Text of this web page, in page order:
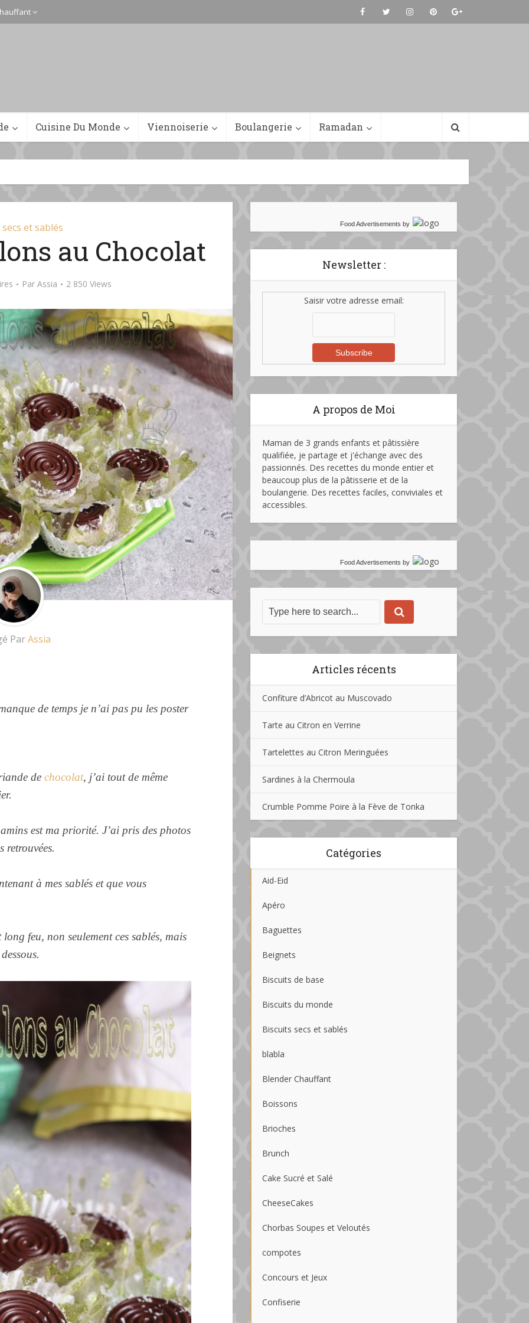
Cuisine Du Monde Viennoiserie Boulangerie Ramadan
et sablés
au Chocolat
Par Assia 2 850 Views
ParAssia
de temps je n’ai pas pu les poster
de chocolat, j’ai tout de même
est ma priorité. J’ai pris des photos
retrouvées.
à mes sablés et que vous
feu, non seulement ces sablés, mais
Food Advertisements by
Newsletter :
Saisir votre adresse email:
A propos de Moi
Maman de 3 grands enfants et pâtissière
qualifiée, je partage et j'échange avec des
passionnés. Des recettes du monde entier et
beaucoup plus de la pâtisserie et de la
boulangerie. Des recettes faciles, conviviales et
accessibles.
Food Advertisements by
Articles récents
Confiture d’Abricot au Muscovado
Tarte au Citron en Verrine
Tartelettes au Citron Meringuées
Sardines à la Chermoula
Crumble Pomme Poire à la Fève de Tonka
Catégories
Aid-Eid
Apéro
Baguettes
Beignets
Biscuits de base
Biscuits du monde
Biscuits secs et sablés
blabla
Blender Chauffant
Boissons
Brioches
Brunch
Cake Sucré et Salé
CheeseCakes
Chorbas Soupes et Veloutés
compotes
Concours et Jeux
Confiserie